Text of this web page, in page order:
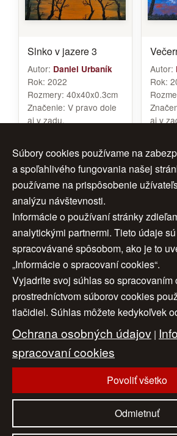
Slnko v jazere 3
Autor: Daniel Urbaník
Rok: 2022
Rozmery: 40x40x0.3cm
Značenie: V pravo dole
aj v zadu.
Autor:
Rok:
aj v
1
4 5 6 7
Úvod | O nás | Obchodné
Ochrana osobných údajov |
Nastavenia cookies | Cenník |
|
© 2006-2026 ART CONSULTING,
Súbory cookies používame na
a spoľahlivého fungovania našej
používame na prispôsobenie
analýzu návštevnosti.
Informácie o používaní stránky
analytickými partnermi. Tieto údaje
spracovávané spôsobom, ako je to
„Informácie o spracovaní cookies“.
Vyjadrite svoj súhlas so spracovaním
prostredníctvom súborov cookies
tlačidiel. Súhlas môžete kedykoľvek
Ochrana osobných údajov |
spracovaní cookies
Povoliť všetko
Odmietnuť